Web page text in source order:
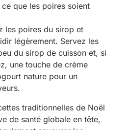
ce que les poires soient
les poires du sirop et
légèrement. Servez les
du sirop de cuisson et, si
une touche de crème
nature pour un
traditionnelles de Noël
de santé globale en tête,